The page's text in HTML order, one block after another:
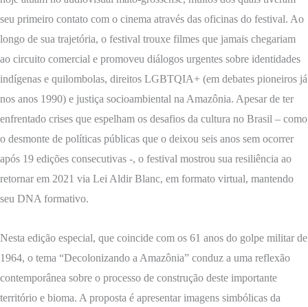
seu primeiro contato com o cinema através das oficinas do festival. Ao
longo de sua trajetória, o festival trouxe filmes que jamais chegariam
ao circuito comercial e promoveu diálogos urgentes sobre identidades
indígenas e quilombolas, direitos LGBTQIA+ (em debates pioneiros já
nos anos 1990) e justiça socioambiental na Amazônia. Apesar de ter
enfrentado crises que espelham os desafios da cultura no Brasil – como
o desmonte de políticas públicas que o deixou seis anos sem ocorrer
após 19 edições consecutivas -, o festival mostrou sua resiliência ao
retornar em 2021 via Lei Aldir Blanc, em formato virtual, mantendo
seu DNA formativo.
Nesta edição especial, que coincide com os 61 anos do golpe militar de
1964, o tema “Decolonizando a Amazônia” conduz a uma reflexão
contemporânea sobre o processo de construção deste importante
território e bioma. A proposta é apresentar imagens simbólicas da